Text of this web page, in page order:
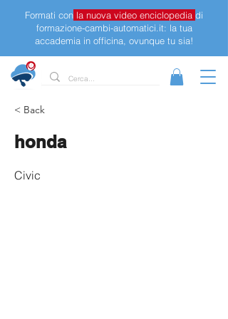
Formati con la nuova video enciclopedia di
formazione-cambi-automatici.it: la tua
accademia in officina, ovunque tu sia!
< Back
honda
Civic